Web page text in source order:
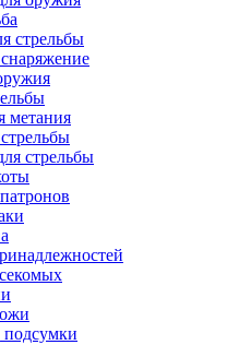
стрельбы
метания
стрельбы